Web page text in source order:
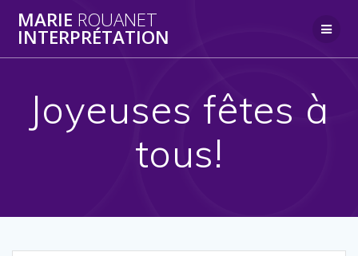
MARIE ROUANET
INTERPRÉTATION
Joyeuses fêtes à
tous!